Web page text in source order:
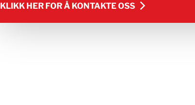
KLIKK HER FOR Å KONTAKTE OSS